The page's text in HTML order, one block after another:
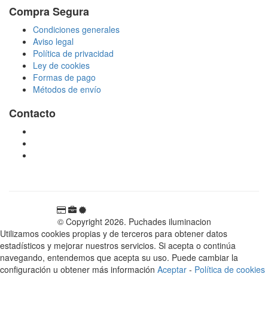
Compra Segura
Condiciones generales
Aviso legal
Política de privacidad
Ley de cookies
Formas de pago
Métodos de envío
Contacto
© Copyright 2026. Puchades iluminacion
Utilizamos cookies propias y de terceros para obtener datos
estadísticos y mejorar nuestros servicios. Si acepta o continúa
navegando, entendemos que acepta su uso. Puede cambiar la
configuración u obtener más información Aceptar - Política de cookies